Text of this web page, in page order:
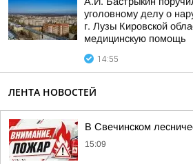
уголовному делу о
г. Лузы Кировской
медицинскую помощь
14:55
ЛЕНТА НОВОСТЕЙ
В Свечинском
15:09